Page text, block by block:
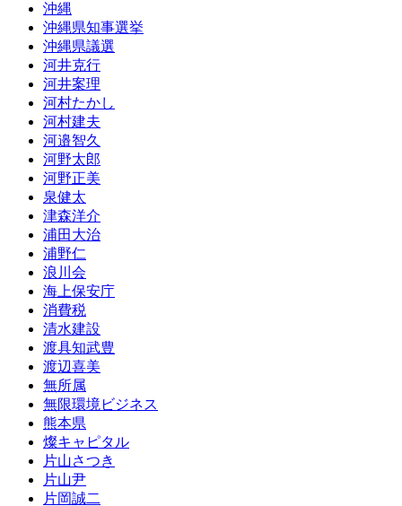
沖縄
沖縄県知事選挙
沖縄県議選
河井克行
河井案理
河村たかし
河村建夫
河邉智久
河野太郎
河野正美
泉健太
津森洋介
浦田大治
浦野仁
浪川会
海上保安庁
消費税
清水建設
渡具知武豊
渡辺喜美
無所属
無限環境ビジネス
熊本県
燦キャピタル
片山さつき
片山尹
片岡誠二